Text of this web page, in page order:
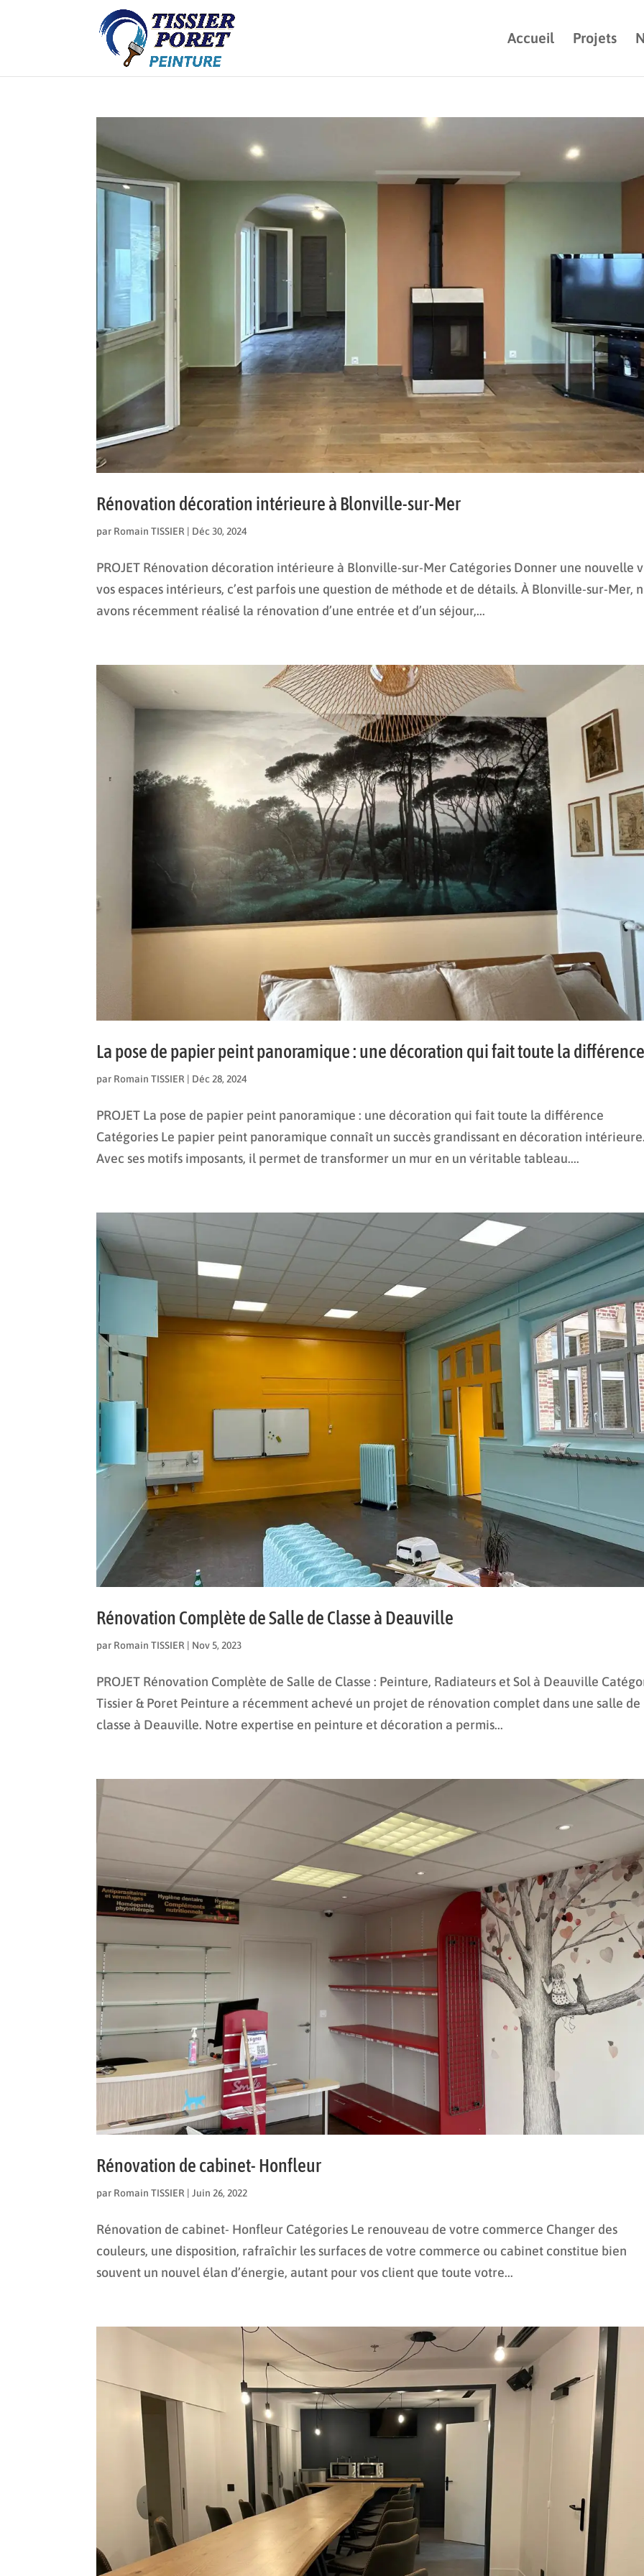
Accueil Projets
Rénovation décoration intérieure à Blonville-sur-Mer
par Romain TISSIER | Déc 30, 2024
PROJET Rénovation décoration intérieure à Blonville-sur-Mer Catégories Donner une nouvelle
vos espaces intérieurs, c’est parfois une question de méthode et de détails. À Blonville-sur-Mer,
avons récemment réalisé la rénovation d’une entrée et d’un séjour,...
La pose de papier peint panoramique : une décoration qui fait toute la
par Romain TISSIER | Déc 28, 2024
PROJET La pose de papier peint panoramique : une décoration qui fait toute la différence
Catégories Le papier peint panoramique connaît un succès grandissant en décoration
Avec ses motifs imposants, il permet de transformer un mur en un véritable tableau....
Rénovation Complète de Salle de Classe à Deauville
par Romain TISSIER | Nov 5, 2023
PROJET Rénovation Complète de Salle de Classe : Peinture, Radiateurs et Sol à Deauville
Tissier & Poret Peinture a récemment achevé un projet de rénovation complet dans une salle de
classe à Deauville. Notre expertise en peinture et décoration a permis...
Rénovation de cabinet- Honfleur
par Romain TISSIER |Juin 26, 2022
Rénovation de cabinet- Honfleur Catégories Le renouveau de votre commerce Changer des
couleurs, une disposition, rafraîchir les surfaces de votre commerce ou cabinet constitue bien
souvent un nouvel élan d’énergie, autant pour vos client que toute votre...